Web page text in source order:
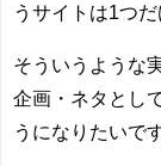
うサイトは1つだ
そういうような
企画・ネタとし
うになりたいで